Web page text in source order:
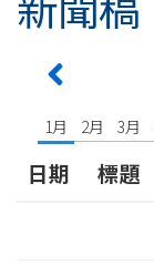
1月 2月 3月
日期
標題